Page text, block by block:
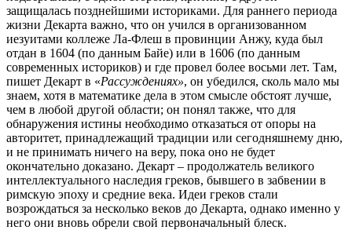
защищалась позднейшими историками. Для раннего периода
жизни Декарта важно, что он учился в организованном
иезуитами коллеже Ла-Флеш в провинции Анжу, куда был
отдан в 1604 (по данным Байе) или в 1606 (по данным
современных историков) и где провел более восьми лет. Там,
пишет Декарт в «Рассуждениях», он убедился, сколь мало мы
знаем, хотя в математике дела в этом смысле обстоят лучше,
чем в любой другой области; он понял также, что для
обнаружения истины необходимо отказаться от опоры на
авторитет, принадлежащий традиции или сегодняшнему дню,
и не принимать ничего на веру, пока оно не будет
окончательно доказано. Декарт – продолжатель великого
интеллектуального наследия греков, бывшего в забвении в
римскую эпоху и средние века. Идеи греков стали
возрождаться за несколько веков до Декарта, однако именно у
него они вновь обрели свой первоначальный блеск.